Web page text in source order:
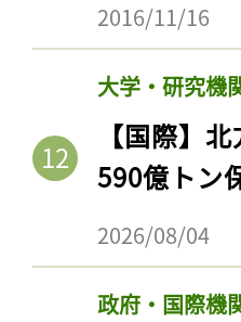
2016/11/16
大学・研究機
【国際】
590億トン
2026/08/04
政府・国際機